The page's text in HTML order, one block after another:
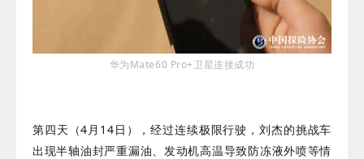
华为Mate60 Pro+卫星连接成功
第四天（4月14日），经过连续极限行驶，刘杰的挑战车
出现半轴油封严重漏油、发动机高温导致防冻液外喷等情